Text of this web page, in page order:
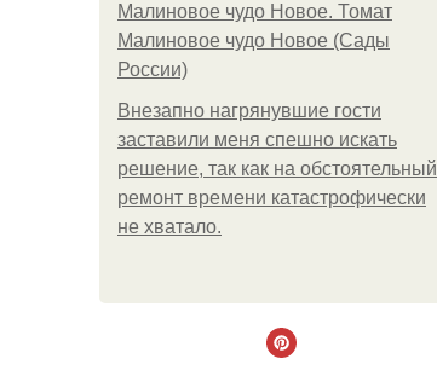
Малиновое чудо Новое. Томат
Малиновое чудо Новое (Сады
России)
Внезапно нагрянувшие гости
заставили меня спешно искать
решение, так как на обстоятельный
ремонт времени катастрофически
не хватало.